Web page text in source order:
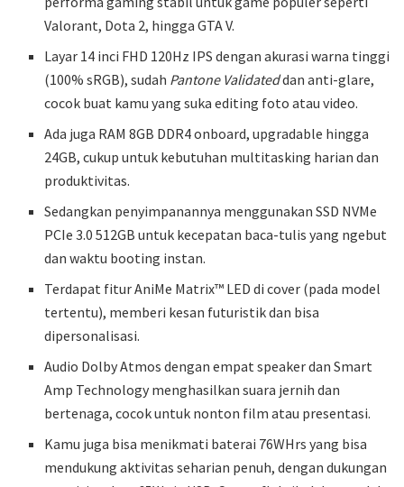
Valorant, Dota 2, hingga GTA V.
Layar 14 inci FHD 120Hz IPS dengan akurasi warna tinggi
(100% sRGB), sudah Pantone Validateddan anti-glare,
cocok buat kamu yang suka editing foto atau video.
Ada juga RAM 8GB DDR4 onboard, upgradable hingga
24GB, cukup untuk kebutuhan multitasking harian dan
produktivitas.
Sedangkan penyimpanannya menggunakan SSD NVMe
PCIe 3.0 512GB untuk kecepatan baca-tulis yang ngebut
dan waktu booting instan.
Terdapat fitur AniMe Matrix™ LED di cover (pada model
tertentu), memberi kesan futuristik dan bisa
dipersonalisasi.
Audio Dolby Atmos dengan empat speaker dan Smart
Amp Technology menghasilkan suara jernih dan
bertenaga, cocok untuk nonton film atau presentasi.
Kamu juga bisa menikmati baterai 76WHrs yang bisa
mendukung aktivitas seharian penuh, dengan dukungan